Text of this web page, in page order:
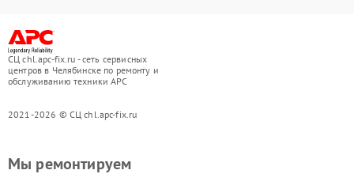
СЦ chl.apc-fix.ru - сеть сервисных
центров в Челябинске по ремонту и
обслуживанию техники APC
2021-2026 © СЦ chl.apc-fix.ru
Мы ремонтируем